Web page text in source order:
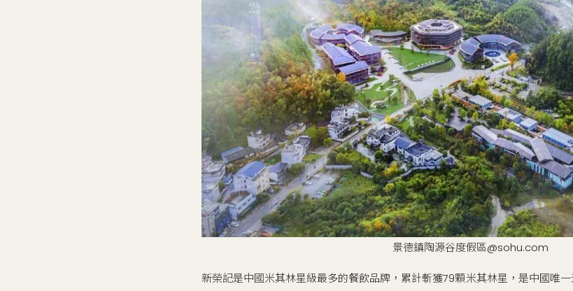
景德鎮陶源谷度假區@sohu.com
新榮記是中國米其林星級最多的餐飲品牌，累計斬獲79顆米其林星，是中國唯